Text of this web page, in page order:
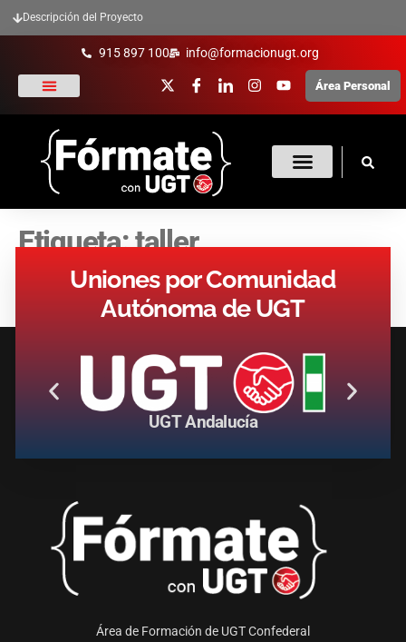
Descripción del Proyecto
915 897 100 info@formacionugt.org
Área Personal
Etiqueta:taller
Uniones por Comunidad
Autónoma de UGT
UGT Andalucía
Área de Formación de UGT Confederal